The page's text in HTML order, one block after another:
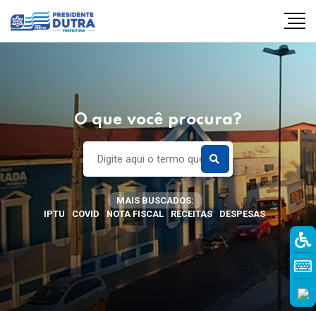
O que você procura?
MAIS BUSCADOS:
IPTU
COVID NOTA FISCAL RECEITAS DESPESAS